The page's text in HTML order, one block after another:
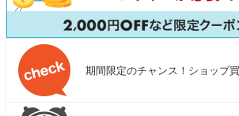
期間限定のチャンス！ショップ